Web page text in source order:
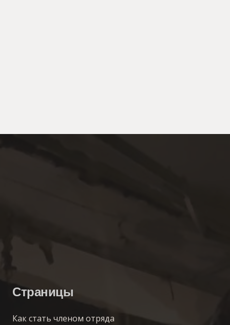
Страницы
Как стать членом отряда